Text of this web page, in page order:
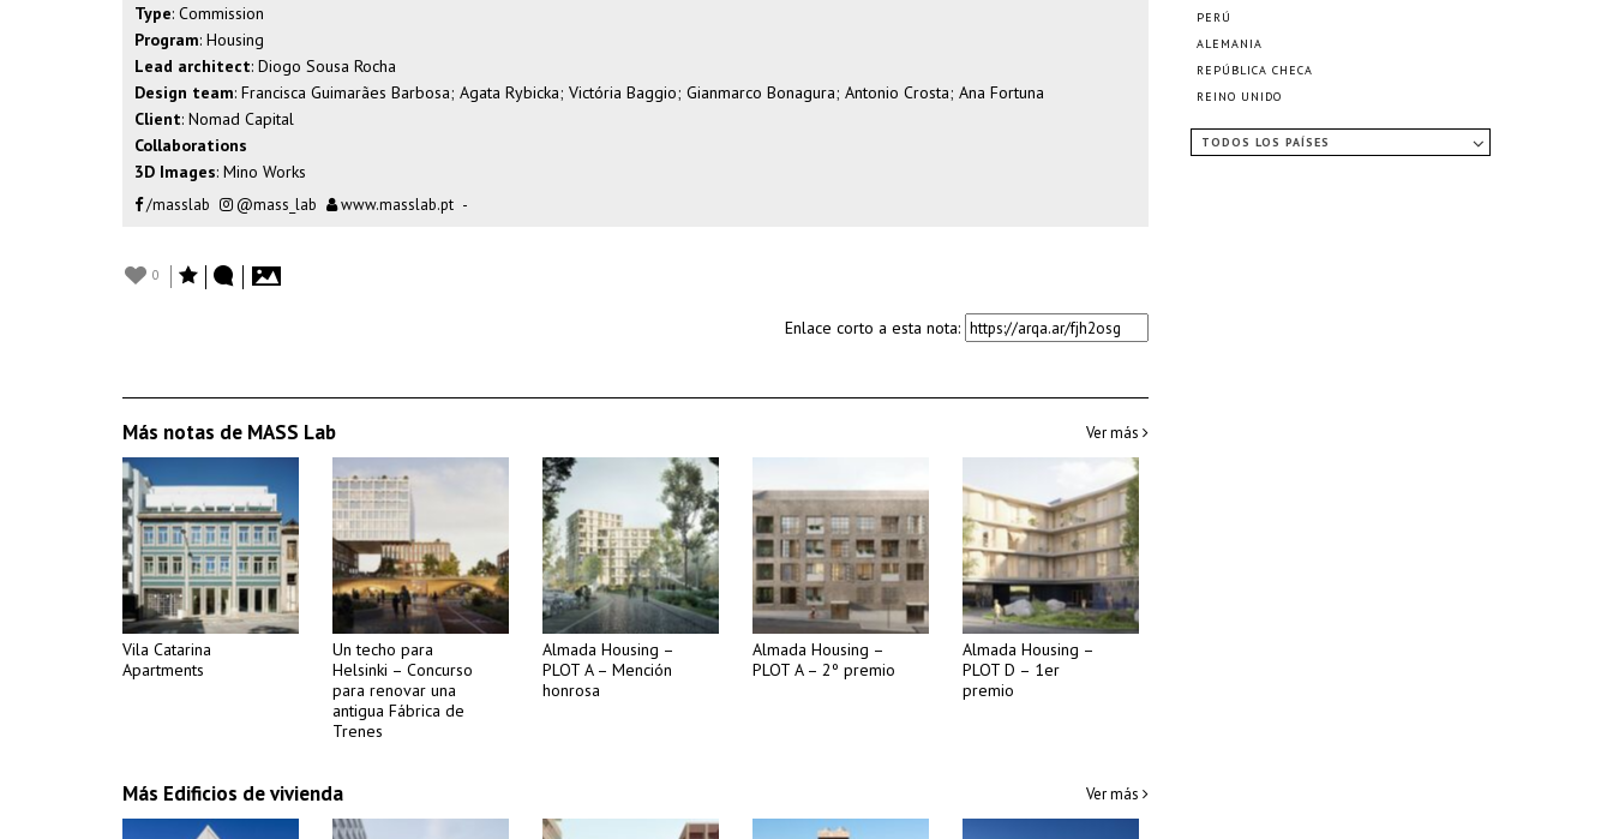
Type: Commission
Program: Housing
Lead architect: Diogo Sousa Rocha
Design team: Francisca Guimarães Barbosa; Agata Rybicka; Victória Baggio; Gianmarco Bonagura; Antonio Crosta; Ana Fortuna
Client: Nomad Capital
Collaborations
3D Images: Mino Works
/masslab @mass_lab www.masslab.pt -
0
Enlace corto a esta nota:
Más notas de MASS Lab Ver más
Vila Catarina
Apartments
Un techo para
Helsinki – Concurso
para renovar una
antigua Fábrica de
Trenes
Almada Housing –
PLOT A – Mención
honrosa
Almada Housing –
PLOT A – 2º premio
Almada Housing –
PLOT D – 1er
premio
Más Edificios de vivienda Ver más
PERÚ
ALEMANIA
REPÚBLICA CHECA
REINO UNIDO
TODOS LOS PAÍSES